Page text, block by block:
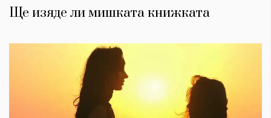
Ще изяде ли мишката книжката